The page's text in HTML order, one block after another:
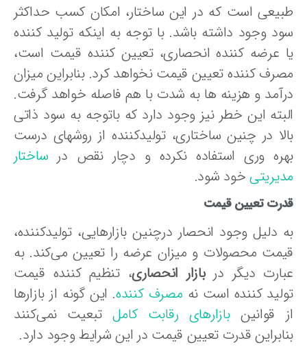
است که در این ساختار، امکان کسب حداکثر
وجود داشته باشد. با توجه به اینکه تولید کننده
عرضه کننده انحصاری، تعیین کننده قیمت است،
کننده تعیین قیمت نخواهد کرد. بنابراین میزان
و هزینه‌ ها به شدت با هم فاصله خواهد گرفت.
این خطر نیز وجود دارد که باتوجه به سود ذاتی
در چنین ساختاری، تولیدکننده از روشهای درست
وری استفاده نکرده و دچار نقص در ساختار
خود شود.
تعیین قیمت
دلیل وجود انحصار درچنین بازارهایی، تولیدکننده،
محصولات و میزان عرضه را تعیین می‌کند. به
دیگر در بازار انحصاری، تنظیم‌ کننده قیمت
کننده است نه مصرف‌ کننده. این گونه از بازارها
قوانینبازارهای رقابت کاملتبعیت نمی‌کنند
قدرت تعیین قیمت در این شرایط وجود دارد.